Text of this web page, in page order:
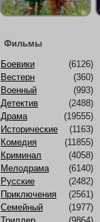
Фильмы
Боевики
(6126)
Вестерн
(360)
Военный
(993)
Детектив
(2488)
Драма
(19555)
Исторические
(1163)
Комедия
(11855)
Криминал
(4058)
Мелодрама
(6140)
Русские
(2482)
Приключения
(2561)
Семейный
(1977)